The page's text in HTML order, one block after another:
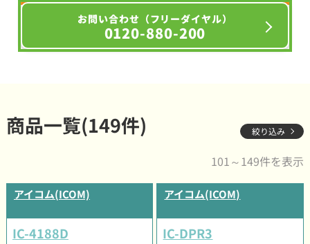
お問い合わせ（フリーダイヤル）
0120-880-200
商品一覧(149件) 絞り込み
101～149件を表示
アイコム(ICOM)
IC-4188D
アイコム(ICOM)
IC-DPR3